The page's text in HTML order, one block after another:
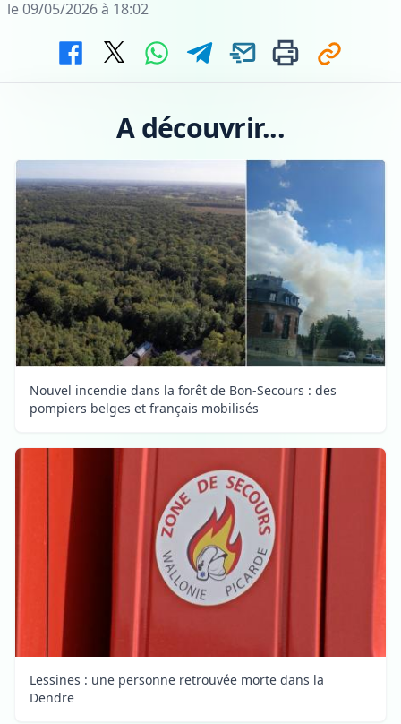
le 09/05/2026 à 18:02
A découvrir...
Nouvel incendie dans la forêt de Bon-Secours : des
pompiers belges et français mobilisés
Lessines : une personne retrouvée morte dans la
Dendre